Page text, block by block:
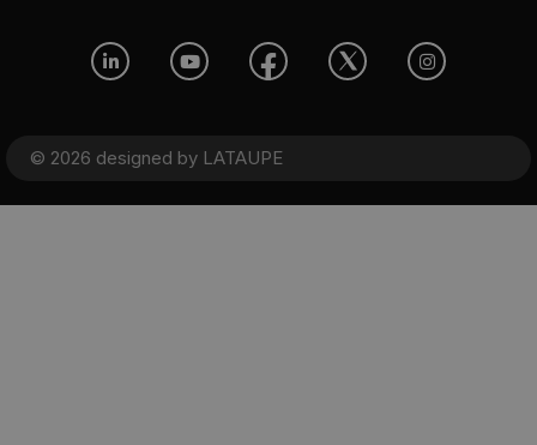
© 2026 designed by LATAUPE